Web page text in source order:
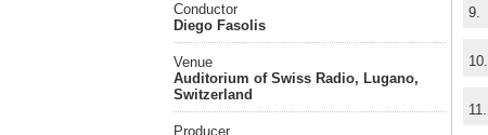
Conductor
Diego Fasolis
Venue
Auditorium of Swiss Radio, Lugano,
Switzerland
Producer
9.
10.
11.